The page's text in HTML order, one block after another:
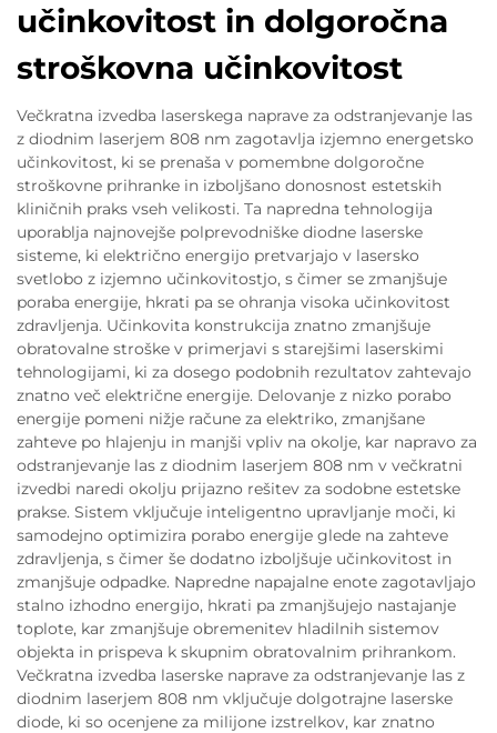
učinkovitost in dolgoročna
stroškovna učinkovitost
Večkratna izvedba laserskega naprave za odstranjevanje las
z diodnim laserjem 808 nm zagotavlja izjemno energetsko
učinkovitost, ki se prenaša v pomembne dolgoročne
stroškovne prihranke in izboljšano donosnost estetskih
kliničnih praks vseh velikosti. Ta napredna tehnologija
uporablja najnovejše polprevodniške diodne laserske
sisteme, ki električno energijo pretvarjajo v lasersko
svetlobo z izjemno učinkovitostjo, s čimer se zmanjšuje
poraba energije, hkrati pa se ohranja visoka učinkovitost
zdravljenja. Učinkovita konstrukcija znatno zmanjšuje
obratovalne stroške v primerjavi s starejšimi laserskimi
tehnologijami, ki za dosego podobnih rezultatov zahtevajo
znatno več električne energije. Delovanje z nizko porabo
energije pomeni nižje račune za elektriko, zmanjšane
zahteve po hlajenju in manjši vpliv na okolje, kar napravo za
odstranjevanje las z diodnim laserjem 808 nm v večkratni
izvedbi naredi okolju prijazno rešitev za sodobne estetske
prakse. Sistem vključuje inteligentno upravljanje moči, ki
samodejno optimizira porabo energije glede na zahteve
zdravljenja, s čimer še dodatno izboljšuje učinkovitost in
zmanjšuje odpadke. Napredne napajalne enote zagotavljajo
stalno izhodno energijo, hkrati pa zmanjšujejo nastajanje
toplote, kar zmanjšuje obremenitev hladilnih sistemov
objekta in prispeva k skupnim obratovalnim prihrankom.
Večkratna izvedba laserske naprave za odstranjevanje las z
diodnim laserjem 808 nm vključuje dolgotrajne laserske
diode, ki so ocenjene za milijone izstrelkov, kar znatno